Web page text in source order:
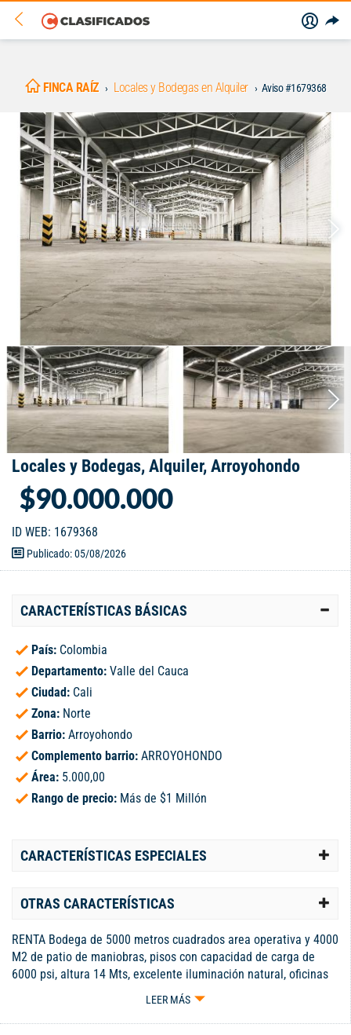
FINCA RAÍZ Locales y Bodegas en Alquiler Aviso #1679368
Locales y Bodegas, Alquiler, Arroyohondo
$90.000.000
ID WEB: 1679368
Publicado: 05/08/2026
CARACTERÍSTICAS BÁSICAS
País: Colombia
Departamento: Valle del Cauca
Ciudad: Cali
Zona: Norte
Barrio: Arroyohondo
Complemento barrio: ARROYOHONDO
Área: 5.000,00
Rango de precio: Más de $1 Millón
CARACTERÍSTICAS ESPECIALES
OTRAS CARACTERÍSTICAS
RENTA Bodega de 5000 metros cuadrados area operativa y 4000
M2 de patio de maniobras, pisos con capacidad de carga de
6000 psi, altura 14 Mts, excelente iluminación natural, oficinas
con área de 70 metros, 2 muelles para cargue y descargue a
interior de la bodega, portones de 4x5 Mts, bodega con
LEER MÁS